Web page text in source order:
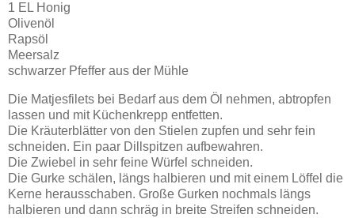
1 EL Honig
Olivenöl
Rapsöl
Meersalz
schwarzer Pfeffer aus der Mühle
Die Matjesfilets bei Bedarf aus dem Öl nehmen, abtropfen
lassen und mit Küchenkrepp entfetten.
Die Kräuterblätter von den Stielen zupfen und sehr fein
schneiden. Ein paar Dillspitzen aufbewahren.
Die Zwiebel in sehr feine Würfel schneiden.
Die Gurke schälen, längs halbieren und mit einem Löffel die
Kerne herausschaben. Große Gurken nochmals längs
halbieren und dann schräg in breite Streifen schneiden.